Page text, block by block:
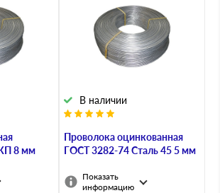
Катанка оцинкованная
Оцинкованная
8 мм
Проволока оцинкованная
ГОСТ 3282-74 Сталь 45 5 мм
В наличии
Показать
информацию